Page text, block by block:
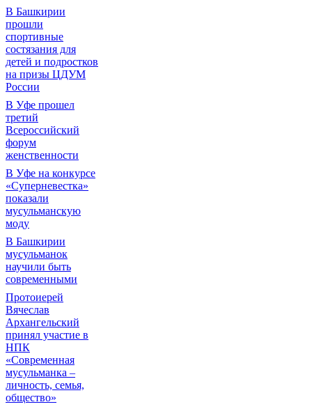
В Башкирии
прошли
спортивные
состязания для
детей и подростков
на призы ЦДУМ
России
В Уфе прошел
третий
Всероссийский
форум
женственности
В Уфе на конкурсе
«Суперневестка»
показали
мусульманскую
моду
В Башкирии
мусульманок
научили быть
современными
Протоиерей
Вячеслав
Архангельский
принял участие в
НПК
«Современная
мусульманка –
личность, семья,
общество»